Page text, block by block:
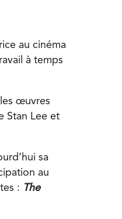
au cinéma
à temps
œuvres
Stan Lee et
sa
au
: The